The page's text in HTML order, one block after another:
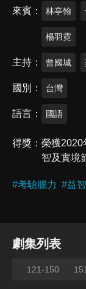
來賓 林亭翰
楊羽霓
主持 曾國城
國別 台灣
語言 國語
得獎
榮獲2020
智及實境
#考驗腦力 #益
劇集列表
121-150